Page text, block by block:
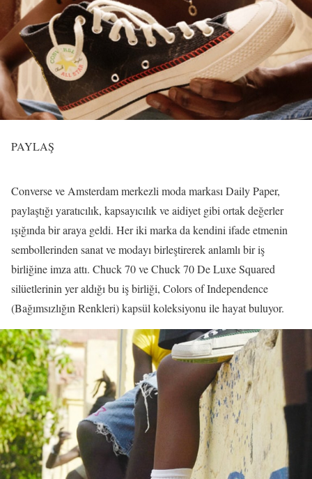
PAYLAŞ
Converse ve Amsterdam merkezli moda markası Daily Paper,
paylaştığı yaratıcılık, kapsayıcılık ve aidiyet gibi ortak değerler
ışığında bir araya geldi. Her iki marka da kendini ifade etmenin
sembollerinden sanat ve modayı birleştirerek anlamlı bir iş
birliğine imza attı. Chuck 70 ve Chuck 70 De Luxe Squared
silüetlerinin yer aldığı bu iş birliği, Colors of Independence
(Bağımsızlığın Renkleri) kapsül koleksiyonu ile hayat buluyor.